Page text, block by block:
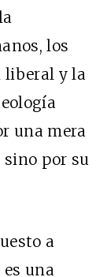
los
liberal y la
una mera
por su
a
una